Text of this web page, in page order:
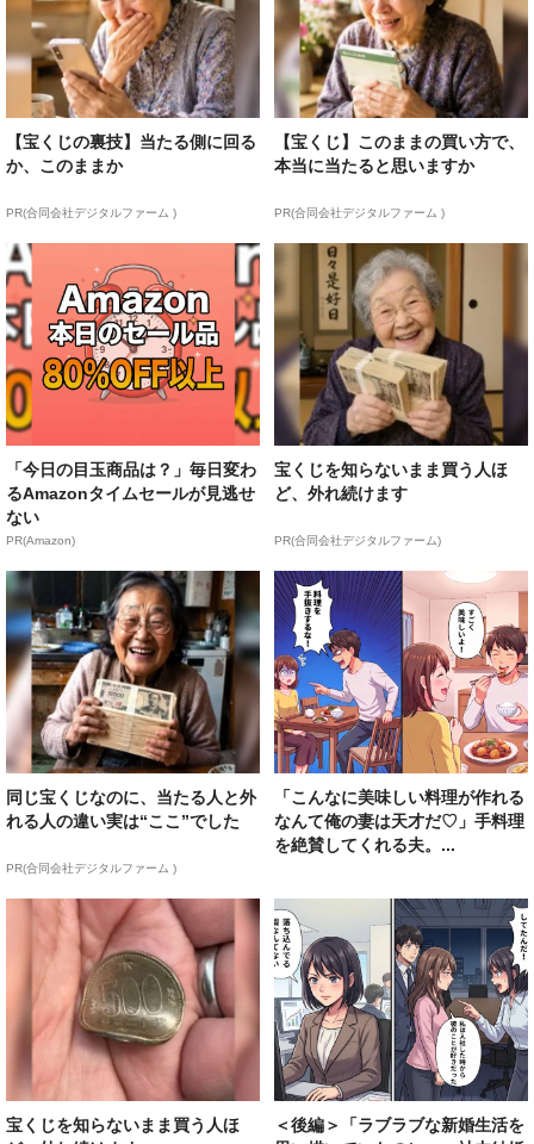
【宝くじの裏技】当たる側に回る
か、このままか
PR(合同会社デジタルファーム )
【宝くじ】このままの買い方で、
本当に当たると思いますか
PR(合同会社デジタルファーム )
「今日の目玉商品は？」毎日変わ
るAmazonタイムセールが見逃せ
ない
PR(Amazon)
宝くじを知らないまま買う人ほ
ど、外れ続けます
PR(合同会社デジタルファーム)
同じ宝くじなのに、当たる人と外
れる人の違い実は“ここ”でした
PR(合同会社デジタルファーム )
「こんなに美味しい料理が作れる
なんて俺の妻は天才だ♡」手料理
を絶賛してくれる夫。...
宝くじを知らないまま買う人ほ
＜後編＞「ラブラブな新婚生活を